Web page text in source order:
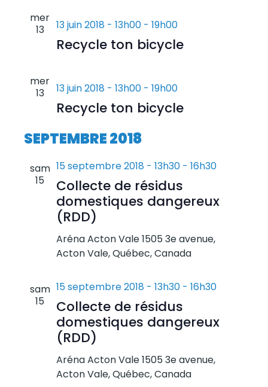
mer
13
Recycle ton bicycle
13 juin 2018 - 13h00- 19h00
mer
13
Recycle ton bicycle
13 juin 2018 - 13h00- 19h00
SEPTEMBRE 2018
sam
15
Collecte de résidus
domestiques dangereux
(RDD)
15 septembre 2018 - 13h30- 16h30
Aréna Acton Vale1505 3e avenue,
Acton Vale, Québec, Canada
sam
15
Collecte de résidus
domestiques dangereux
(RDD)
15 septembre 2018 - 13h30- 16h30
Aréna Acton Vale1505 3e avenue,
Acton Vale, Québec, Canada